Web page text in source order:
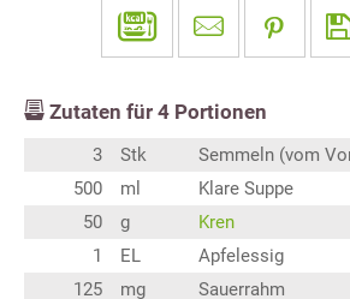
Zutaten für 4 Portionen
3 Stk
Semmeln (vom
500
ml
Klare Suppe
50
g
Kren
1
EL
Apfelessig
125
mg
Sauerrahm